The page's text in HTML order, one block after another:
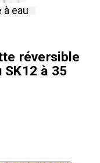
eau
réversible
à 35